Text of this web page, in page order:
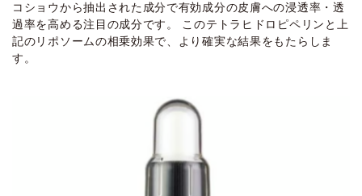
コショウから抽出された成分で有効成分の皮膚への浸透率・透
過率を高める注目の成分です。 このテトラヒドロピペリンと上
記のリポソームの相乗効果で、より確実な結果をもたらしま
す。